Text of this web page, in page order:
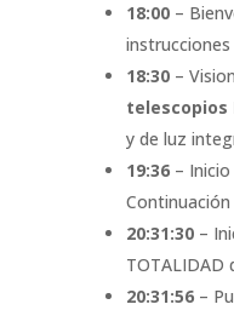
18:00–
18:30–
telescopios
y de luz
19:36– Inicio
Continuación
20:31:30–
TOTALIDAD
20:31:56–